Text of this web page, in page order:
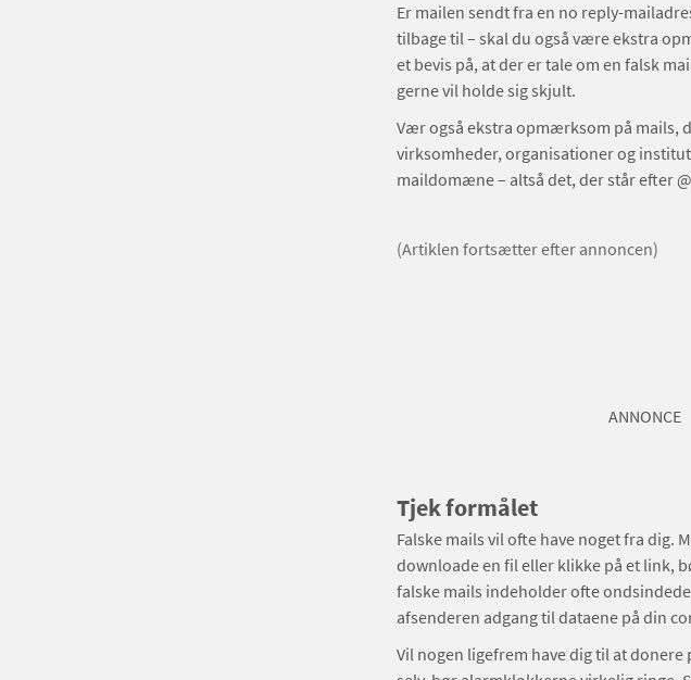
Er mailen sendt fra en no reply-
tilbage til – skal du også være ekstra
et bevis på, at der er tale om en falsk
gerne vil holde sig skjult.
Vær også ekstra opmærksom på mails,
virksomheder, organisationer og
maildomæne – altså det, der står efter
(Artiklen fortsætter efter annoncen)
ANNONCE
Tjek formålet
Falske mails vil ofte have noget fra dig.
downloade en fil eller klikke på et link,
falske mails indeholder ofte
afsenderen adgang til dataene på din
Vil nogen ligefrem have dig til at